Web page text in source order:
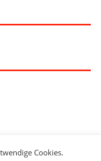
Cookies.